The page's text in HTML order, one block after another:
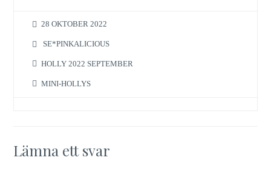
28 OKTOBER 2022
SE*PINKALICIOUS
HOLLY 2022 SEPTEMBER
MINI-HOLLYS
Lämna ett svar